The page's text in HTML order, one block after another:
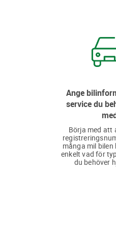
Ange
service du
Börja med att
många mil
enkelt vad för
du behöver